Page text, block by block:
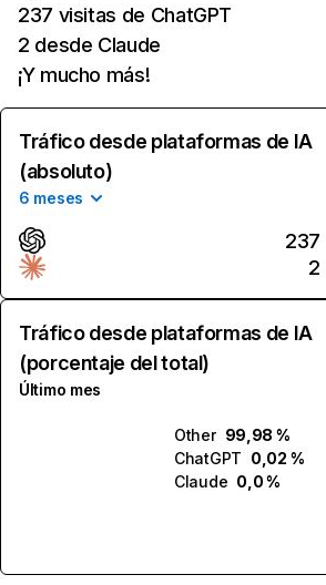
237 visitas de ChatGPT
2 desde Claude
¡Y mucho más!
Tráfico desde plataformas de IA
(absoluto)
6 meses
237
2
Tráfico desde plataformas de IA
(porcentaje del total)
Último mes
Other 99,98 %
ChatGPT 0,02 %
Claude 0,0 %